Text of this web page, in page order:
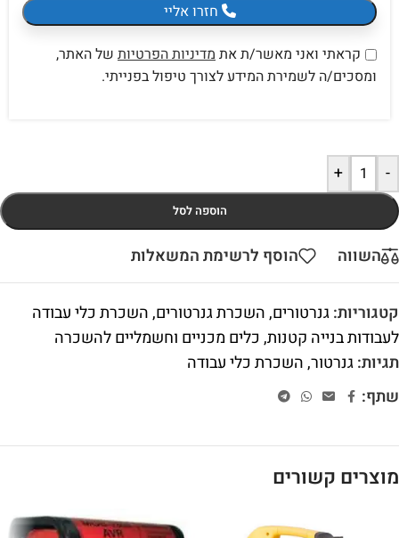
חזרו אליי
קראתי ואני מאשר/ת אתמדיניות הפרטיות של האתר,
ומסכים/ה לשמירת המידע לצורך טיפול בפנייתי.
-
+
הוספה לסל
השווה הוסף לרשימת המשאלות
קטגוריות:גנרטורים,השכרת גנרטורים,השכרת כלי עבודה
לעבודות בנייה קטנות,כלים מכניים וחשמליים להשכרה
תגיות:גנרטור,השכרת כלי עבודה
שתף:
מוצרים קשורים